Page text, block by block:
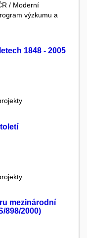
/ Moderní
výzkumu a
1848 - 2005
mezinárodní
898/2000)